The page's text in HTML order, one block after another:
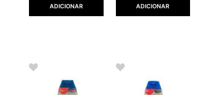
ADICIONAR ADICIONAR